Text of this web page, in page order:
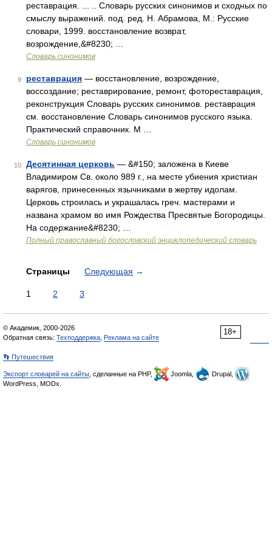
реставрация. ... .. Словарь русских синонимов и сходных по
смыслу выражений. под. ред. Н. Абрамова, М.: Русские
словари, 1999. восстановление возврат,
возрождение,&#8230; …
Словарь синонимов
9 реставрация — восстановление, возрождение,
воссоздание; реставрирование, ремонт, фотореставрация,
реконструкция Словарь русских синонимов. реставрация
см. восстановление Словарь синонимов русского языка.
Практический справочник. М …
Словарь синонимов
10 Десятинная церковь — &#150; заложена в Киеве
Владимиром Св. около 989 г., на месте убиения христиан
варягов, принесенных язычниками в жертву идолам.
Церковь строилась и украшалась греч. мастерами и
названа храмом во имя Рождества Пресвятые Богородицы.
На содержание&#8230; …
Полный православный богословский энциклопедический словарь
Страницы Следующая →
1 2 3
18+
© Академик, 2000-2026
Обратная связь: Техподдержка Реклама на сайте
👣 Путешествия
Экспорт словарей на сайты , сделанные на PHP, Joomla,
Drupal,
WordPress, MODx.